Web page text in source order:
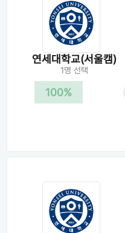
연세대학교(서울캠)
1명 선택
100%